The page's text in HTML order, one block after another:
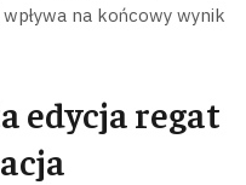
na końcowy wynik
edycja regat